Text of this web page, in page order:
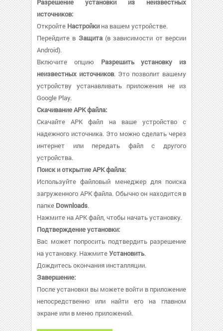
источников:
Откройте Настройки на вашем устройстве.
Перейдите в Защита(в зависимости от версии
Android).
Включите опцию Разрешить установку из
неизвестных источников. Это позволит вашему
устройству устанавливать приложения не из
Google Play.
Скачивание APK файла:
Скачайте APK файл на ваше устройство с
надежного источника. Это можно сделать через
интернет или передать файл с другого
устройства.
Поиск и открытие APK файла:
Используйте файловый менеджер для поиска
загруженного APK файла. Обычно он находится в
папке Downloads.
Нажмите на APK файл, чтобы начать установку.
Подтверждение установки:
Вас может попросить подтвердить разрешение
на установку. НажмитеУстановить.
Дождитесь окончания инсталляции.
Завершение:
После установки вы можете войти в приложение
непосредственно или найти его на главном
экране или в меню приложений.